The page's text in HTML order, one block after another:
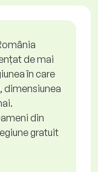
de mai
în care
dimensiunea
din
gratuit